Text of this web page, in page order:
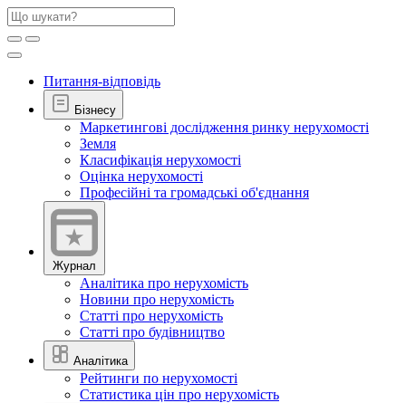
Питання-відповідь
Бізнесу
Маркетингові дослідження ринку нерухомості
Земля
Класифікація нерухомості
Оцінка нерухомості
Професійні та громадські об'єднання
Журнал
Аналітика про нерухомість
Новини про нерухомість
Статті про нерухомість
Статті про будівництво
Аналітика
Рейтинги по нерухомості
Статистика цін про нерухомість